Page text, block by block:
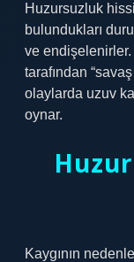
Huzursuzluk
bulundukları
ve
tarafından
olaylarda uzuv
oynar.
Kaygının